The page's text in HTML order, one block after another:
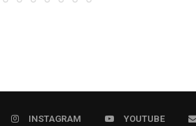
INSTAGRAM YOUTUBE